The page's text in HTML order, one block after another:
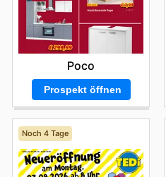
Poco
Prospekt öffnen
Noch 4 Tage